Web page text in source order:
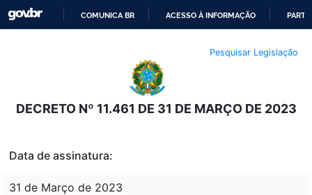
O
CONTEÚDO
COMUNICA BR ACESSO À INFORMAÇÃO
Pesquisar Legislação
DECRETO Nº 11.461 DE 31 DE MARÇO DE 2023
Data de assinatura:
31 de Março de 2023